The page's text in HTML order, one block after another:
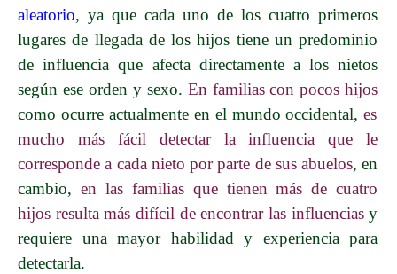
aleatorio, ya que cada uno de los cuatro primeros
lugares de llegada de los hijos tiene un predominio
de influencia que afecta directamente a los nietos
según ese orden y sexo. En familias con pocos hijos
como ocurre actualmente en el mundo occidental,es
mucho más fácil detectar la influencia que le
corresponde a cada nieto por parte de sus abuelos, en
cambio, en las familias que tienen más de cuatro
hijos resulta más difícil de encontrar las influenciasy
requiere una mayor habilidad y experiencia para
detectarla.